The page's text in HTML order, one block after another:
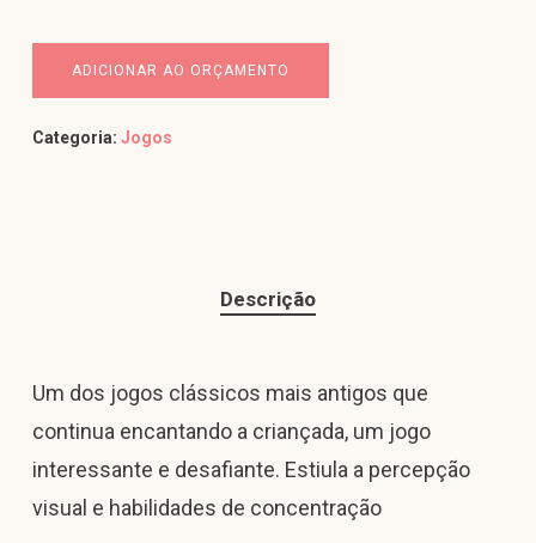
ADICIONAR AO ORÇAMENTO
Categoria: Jogos
Descrição
Um dos jogos clássicos mais antigos que
continua encantando a criançada, um jogo
interessante e desafiante. Estiula a percepção
visual e habilidades de concentração